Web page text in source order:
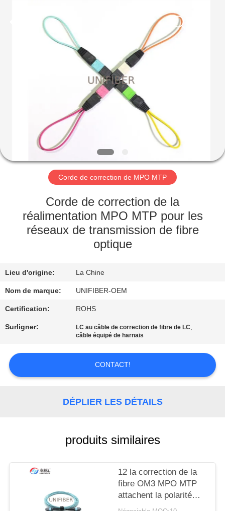
SUJET
DE
NOUS
D'USINE
QUALITÉ
CONTACTEZ-
NOUS
NOUVELLES
Corde de correction de MPO MTP
Corde de correction de la
réalimentation MPO MTP pour les
réseaux de transmission de fibre
optique
Lieu d'origine: La Chine
Nom de marque: UNIFIBER-OEM
Certification: ROHS
Surligner: LC au câble de correction de fibre de LC,
câble équipé de harnais
CONTACT!
DÉPLIER LES DÉTAILS
produits similaires
12 la correction de la
fibre OM3 MPO MTP
attachent la polarité
femelle B de câble de